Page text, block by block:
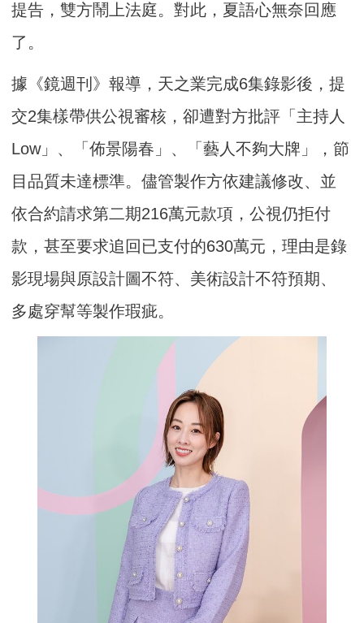
提告，雙方鬧上法庭。對此，夏語心無奈回應
了。
據《鏡週刊》報導，天之業完成6集錄影後，提
交2集樣帶供公視審核，卻遭對方批評「主持人
Low」、「佈景陽春」、「藝人不夠大牌」，節
目品質未達標準。儘管製作方依建議修改、並
依合約請求第二期216萬元款項，公視仍拒付
款，甚至要求追回已支付的630萬元，理由是錄
影現場與原設計圖不符、美術設計不符預期、
多處穿幫等製作瑕疵。